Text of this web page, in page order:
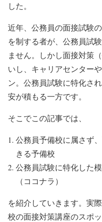
した。
近年、公務員の面接試験
を制する者が、公務員試
ません。しかし面接対策
いし、キャリアセンター
ン。公務員試験に特化さ
安が積もる一方です。
そこでこの記事では、
公務員予備校に属さず
きる予備校
公務員試験に特化した
（ココナラ）
を紹介していきます。実
校の面接対策講座のスポ